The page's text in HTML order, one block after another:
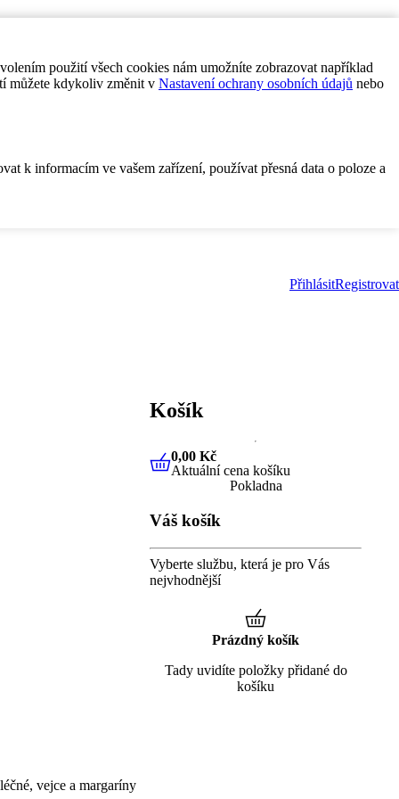
použití všech cookies nám umožníte zobrazovat například
můžete kdykoliv změnit v Nastavení ochrany osobních údajů nebo
k informacím ve vašem zařízení, používat přesná data o poloze a
PřihlásitRegistrovat
vejce a margaríny
Košík
0,00 KčAktuální cena košíku
0,00 Kč
Aktuální cena košíku
Pokladna
Váš košík
Vyberte službu, která je pro Vás
nejvhodnější
Prázdný košík
Tady uvidíte položky přidané do
košíku